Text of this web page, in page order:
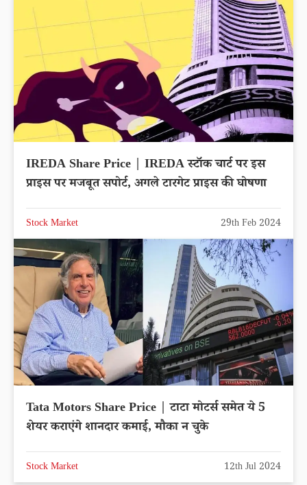
IREDA Share Price | IREDA स्टॉक चार्ट पर इस
प्राइस पर मजबूत सपोर्ट, अगले टारगेट प्राइस की घोषणा
Stock Market 29th Feb 2024
Tata Motors Share Price | टाटा मोटर्स समेत ये 5
शेयर कराएंगे शानदार कमाई, मौका न चुके
Stock Market 12th Jul 2024